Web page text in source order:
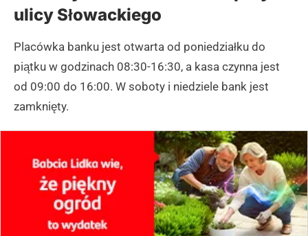
ulicy Słowackiego
Placówka banku jest otwarta od poniedziałku do
piątku w godzinach 08:30-16:30, a kasa czynna jest
od 09:00 do 16:00. W soboty i niedziele bank jest
zamknięty.